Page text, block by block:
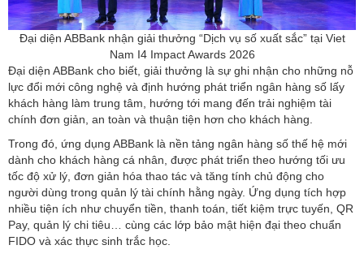
Đại diện ABBank nhận giải thưởng “Dịch vụ số xuất sắc” tại Viet
Nam I4 Impact Awards 2026
Đại diện ABBank cho biết, giải thưởng là sự ghi nhận cho những nỗ
lực đổi mới công nghệ và định hướng phát triển ngân hàng số lấy
khách hàng làm trung tâm, hướng tới mang đến trải nghiệm tài
chính đơn giản, an toàn và thuận tiện hơn cho khách hàng.
Trong đó, ứng dụng ABBank là nền tảng ngân hàng số thế hệ mới
dành cho khách hàng cá nhân, được phát triển theo hướng tối ưu
tốc độ xử lý, đơn giản hóa thao tác và tăng tính chủ động cho
người dùng trong quản lý tài chính hằng ngày. Ứng dụng tích hợp
nhiều tiện ích như chuyển tiền, thanh toán, tiết kiệm trực tuyến, QR
Pay, quản lý chi tiêu… cùng các lớp bảo mật hiện đại theo chuẩn
FIDO và xác thực sinh trắc học.